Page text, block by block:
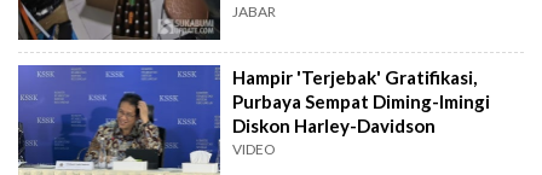
JABAR
Hampir 'Terjebak' Gratifikasi,
Purbaya Sempat Diming-Imingi
Diskon Harley-Davidson
VIDEO